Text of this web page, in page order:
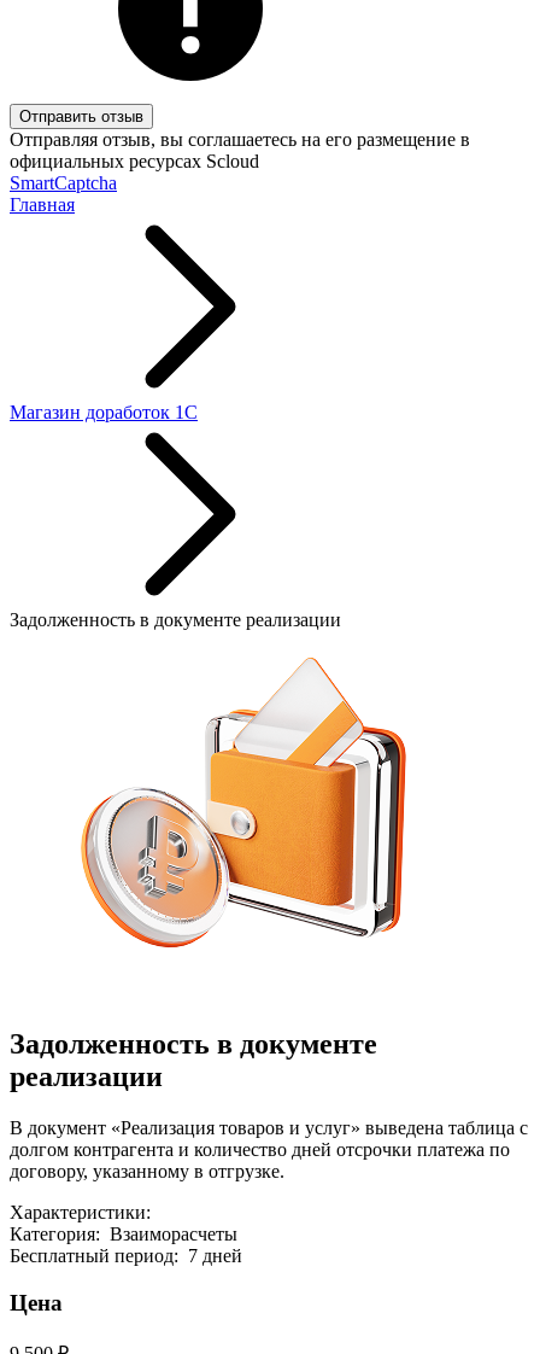
Отправить отзыв
Отправляя отзыв, вы соглашаетесь на его размещение в
официальных ресурсах Scloud
SmartCaptcha
Главная
Магазин доработок 1C
Задолженность в документе реализации
Задолженность в документе
реализации
В документ «Реализация товаров и услуг» выведена таблица с
долгом контрагента и количество дней отсрочки платежа по
договору, указанному в отгрузке.
Характеристики:
Категория: Взаиморасчеты
Бесплатный период: 7 дней
Цена